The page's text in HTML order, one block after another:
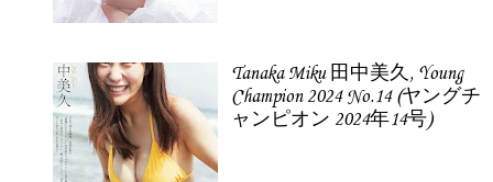
Tanaka Miku 田中美久, Young
Champion 2024 No.14 (ヤングチ
ャンピオン 2024年14号)